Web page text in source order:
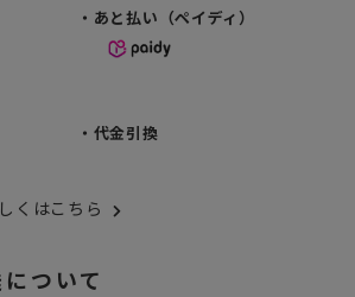
・あと払い（ペイディ）
・代金引換
くはこちら
ついて